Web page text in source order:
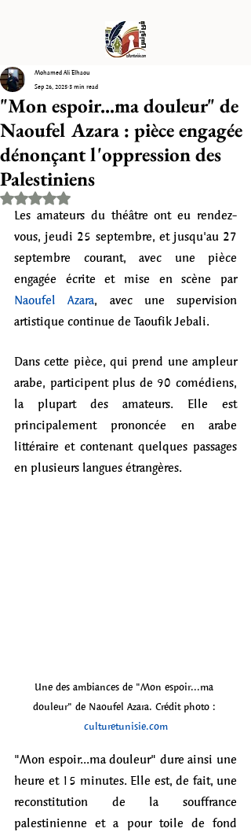
"Mon espoir...ma douleur" de
Naoufel Azara : pièce engagée
dénonçant l'oppression des
Palestiniens
Mohamed Ali Elhaou
Sep 26, 20253 min read
Rated NaN out of 5 stars.
Les amateurs du théâtre ont eu rendez-
vous, jeudi 25 septembre, et jusqu'au 27
septembre courant, avec une pièce
engagée écrite et mise en scène par
Naoufel Azara, avec une supervision
artistique continue de Taoufik Jebali.
Dans cette pièce, qui prend une ampleur
arabe, participent plus de 90 comédiens,
la plupart des amateurs. Elle est
principalement prononcée en arabe
littéraire et contenant quelques passages
en plusieurs langues étrangères.
Une des ambiances de "Mon espoir...ma
douleur" de Naoufel Azara. Crédit photo :
culturetunisie.com
"Mon espoir...ma douleur" dure ainsi une
heure et 15 minutes. Elle est, de fait, une
reconstitution de la souffrance